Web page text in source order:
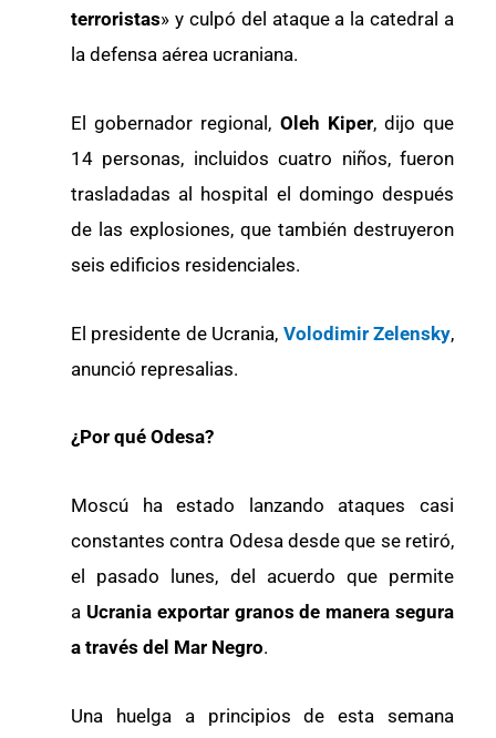
terroristas» y culpó del ataque a la catedral a
la defensa aérea ucraniana.
El gobernador regional, Oleh Kiper, dijo que
14 personas, incluidos cuatro niños, fueron
trasladadas al hospital el domingo después
de las explosiones, que también destruyeron
seis edificios residenciales.
El presidente de Ucrania, Volodimir Zelensky,
anunció represalias.
¿Por qué Odesa?
Moscú ha estado lanzando ataques casi
constantes contra Odesa desde que se retiró,
el pasado lunes, del acuerdo que permite
a Ucrania exportar granos de manera segura
a través del Mar Negro.
Una huelga a principios de esta semana